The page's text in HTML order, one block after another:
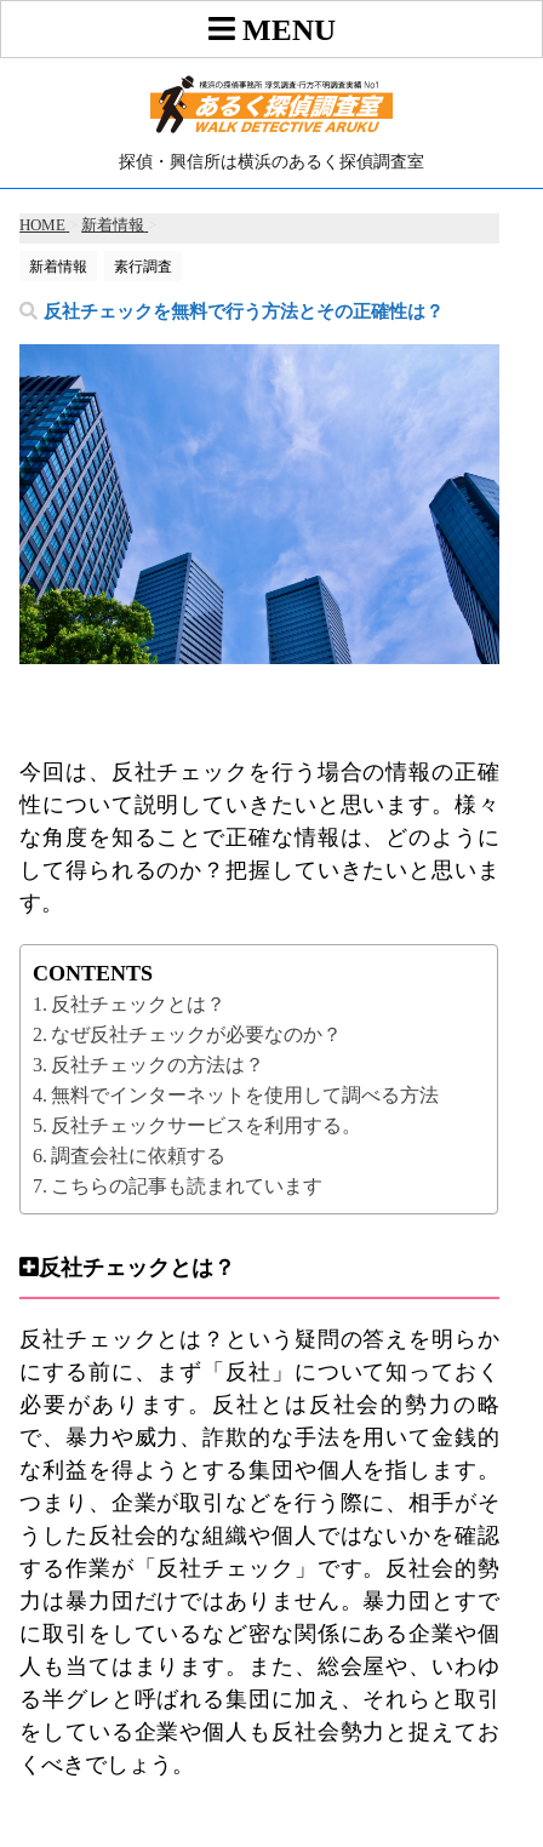
探偵・興信所は横浜のあるく探偵調査室
HOME 新着情報
新着情報 素行調査
反社チェックを無料で行う方法とその正確性は？
今回は、反社チェックを行う場合の情報の正確
性について説明していきたいと思います。様々
な角度を知ることで正確な情報は、どのように
して得られるのか？把握していきたいと思いま
す。
CONTENTS
反社チェックとは？
なぜ反社チェックが必要なのか？
反社チェックの方法は？
無料でインターネットを使用して調べる方法
反社チェックサービスを利用する。
調査会社に依頼する
こちらの記事も読まれています
反社チェックとは？
反社チェックとは？という疑問の答えを明らか
にする前に、まず「反社」について知っておく
必要があります。反社とは反社会的勢力の略
で、暴力や威力、詐欺的な手法を用いて金銭的
な利益を得ようとする集団や個人を指します。
つまり、企業が取引などを行う際に、相手がそ
うした反社会的な組織や個人ではないかを確認
する作業が「反社チェック」です。反社会的勢
力は暴力団だけではありません。暴力団とすで
に取引をしているなど密な関係にある企業や個
人も当てはまります。また、総会屋や、いわゆ
る半グレと呼ばれる集団に加え、それらと取引
をしている企業や個人も反社会勢力と捉えてお
くべきでしょう。